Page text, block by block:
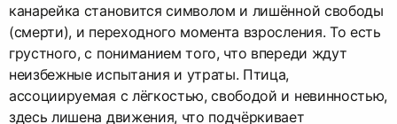
канарейка становится символом и лишённой свободы
(смерти), и переходного момента взросления. То есть
грустного, с пониманием того, что впереди ждут
неизбежные испытания и утраты. Птица,
ассоциируемая с лёгкостью, свободой и невинностью,
здесь лишена движения, что подчёркивает